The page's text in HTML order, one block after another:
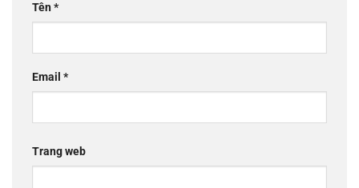
Tên*
Email *
Trang web